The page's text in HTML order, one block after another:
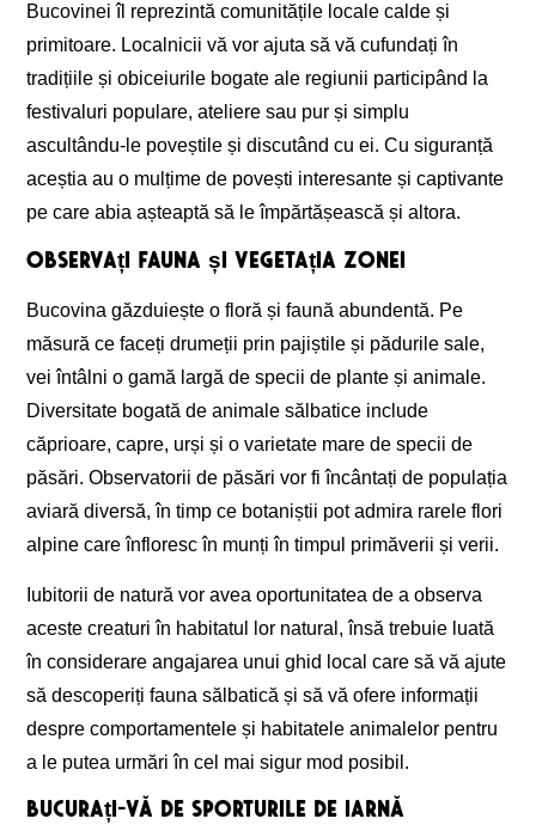
Bucovinei îl reprezintă comunitățile locale calde și
primitoare. Localnicii vă vor ajuta să vă cufundați în
tradițiile și obiceiurile bogate ale regiunii participând la
festivaluri populare, ateliere sau pur și simplu
ascultându-le poveștile și discutând cu ei. Cu siguranță
aceștia au o mulțime de povești interesante și captivante
pe care abia așteaptă să le împărtășească și altora.
Observați fauna și vegetația zonei
Bucovina găzduiește o floră și faună abundentă. Pe
măsură ce faceți drumeții prin pajiștile și pădurile sale,
vei întâlni o gamă largă de specii de plante și animale.
Diversitate bogată de animale sălbatice include
căprioare, capre, urși și o varietate mare de specii de
păsări. Observatorii de păsări vor fi încântați de populația
aviară diversă, în timp ce botaniștii pot admira rarele flori
alpine care înfloresc în munți în timpul primăverii și verii.
Iubitorii de natură vor avea oportunitatea de a observa
aceste creaturi în habitatul lor natural, însă trebuie luată
în considerare angajarea unui ghid local care să vă ajute
să descoperiți fauna sălbatică și să vă ofere informații
despre comportamentele și habitatele animalelor pentru
a le putea urmări în cel mai sigur mod posibil.
Bucurați-vă de sporturile de iarnă